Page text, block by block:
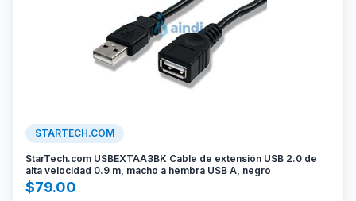
STARTECH.COM
StarTech.com USBEXTAA3BK Cable de extensión USB 2.0 de
alta velocidad 0.9 m, macho a hembra USB A, negro
$79.00